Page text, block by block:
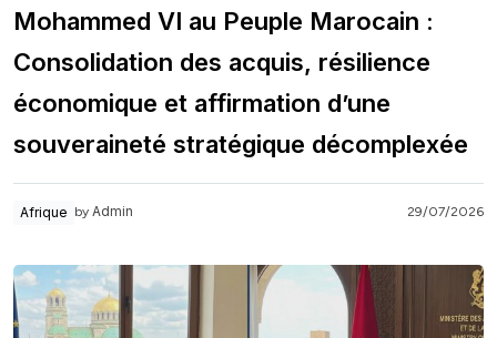
Mohammed VI au Peuple Marocain :
Consolidation des acquis, résilience
économique et affirmation d’une
souveraineté stratégique décomplexée
Afrique by Admin 29/07/2026